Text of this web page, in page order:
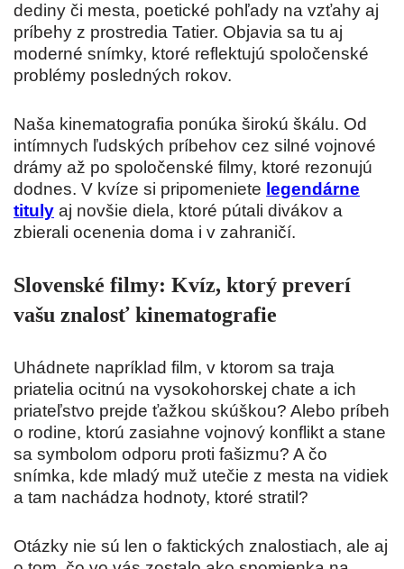
dediny či mesta, poetické pohľady na vzťahy aj
príbehy z prostredia Tatier. Objavia sa tu aj
moderné snímky, ktoré reflektujú spoločenské
problémy posledných rokov.
Naša kinematografia ponúka širokú škálu. Od
intímnych ľudských príbehov cez silné vojnové
drámy až po spoločenské filmy, ktoré rezonujú
dodnes. V kvíze si pripomeniete legendárne
tituly aj novšie diela, ktoré pútali divákov a
zbierali ocenenia doma i v zahraničí.
Slovenské filmy: Kvíz, ktorý preverí
vašu znalosť kinematografie
Uhádnete napríklad film, v ktorom sa traja
priatelia ocitnú na vysokohorskej chate a ich
priateľstvo prejde ťažkou skúškou? Alebo príbeh
o rodine, ktorú zasiahne vojnový konflikt a stane
sa symbolom odporu proti fašizmu? A čo
snímka, kde mladý muž utečie z mesta na vidiek
a tam nachádza hodnoty, ktoré stratil?
Otázky nie sú len o faktických znalostiach, ale aj